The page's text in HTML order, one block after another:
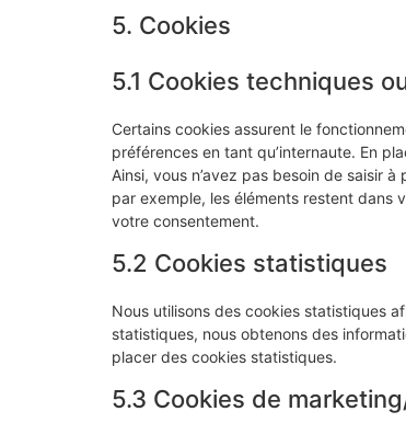
5. Cookies
5.1 Cookies techniques
Certains cookies assurent le
préférences en tant qu’internaute. En
Ainsi, vous n’avez pas besoin de saisir
par exemple, les éléments restent dans
votre consentement.
5.2 Cookies statistiques
Nous utilisons des cookies statistiques
statistiques, nous obtenons des
placer des cookies statistiques.
5.3 Cookies de